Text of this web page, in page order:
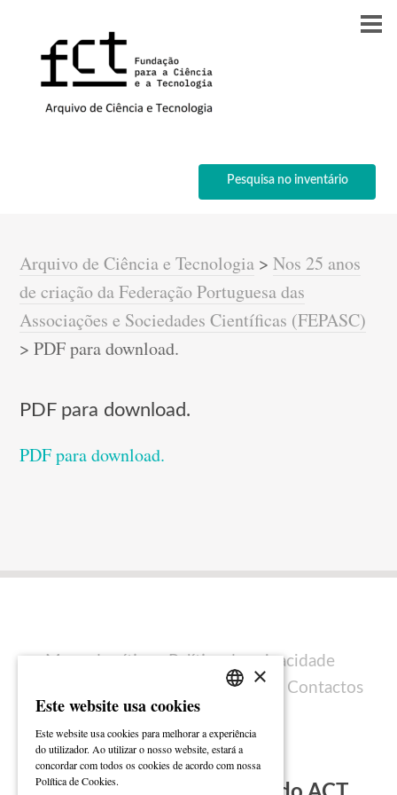
Pesquisa no inventário
Arquivo de Ciência e Tecnologia >Nos 25 anos
de criação da Federação Portuguesa das
Associações e Sociedades Científicas (FEPASC)
>PDF para download.
PDF para download.
PDF para download.
Mapa do sítio
Política de privacidade
Ficha técnica Contactos
ENGLISH
×
Este website usa cookies
Este website usa cookies para melhorar a experiência
do utilizador. Ao utilizar o nosso website, estará a
concordar com todos os cookies de acordo com nossa
Política de Cookies.